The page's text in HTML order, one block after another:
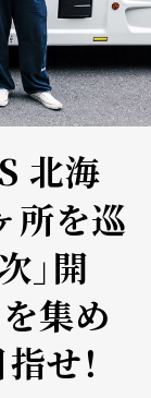
北海
所を巡
」開
集め
せ！